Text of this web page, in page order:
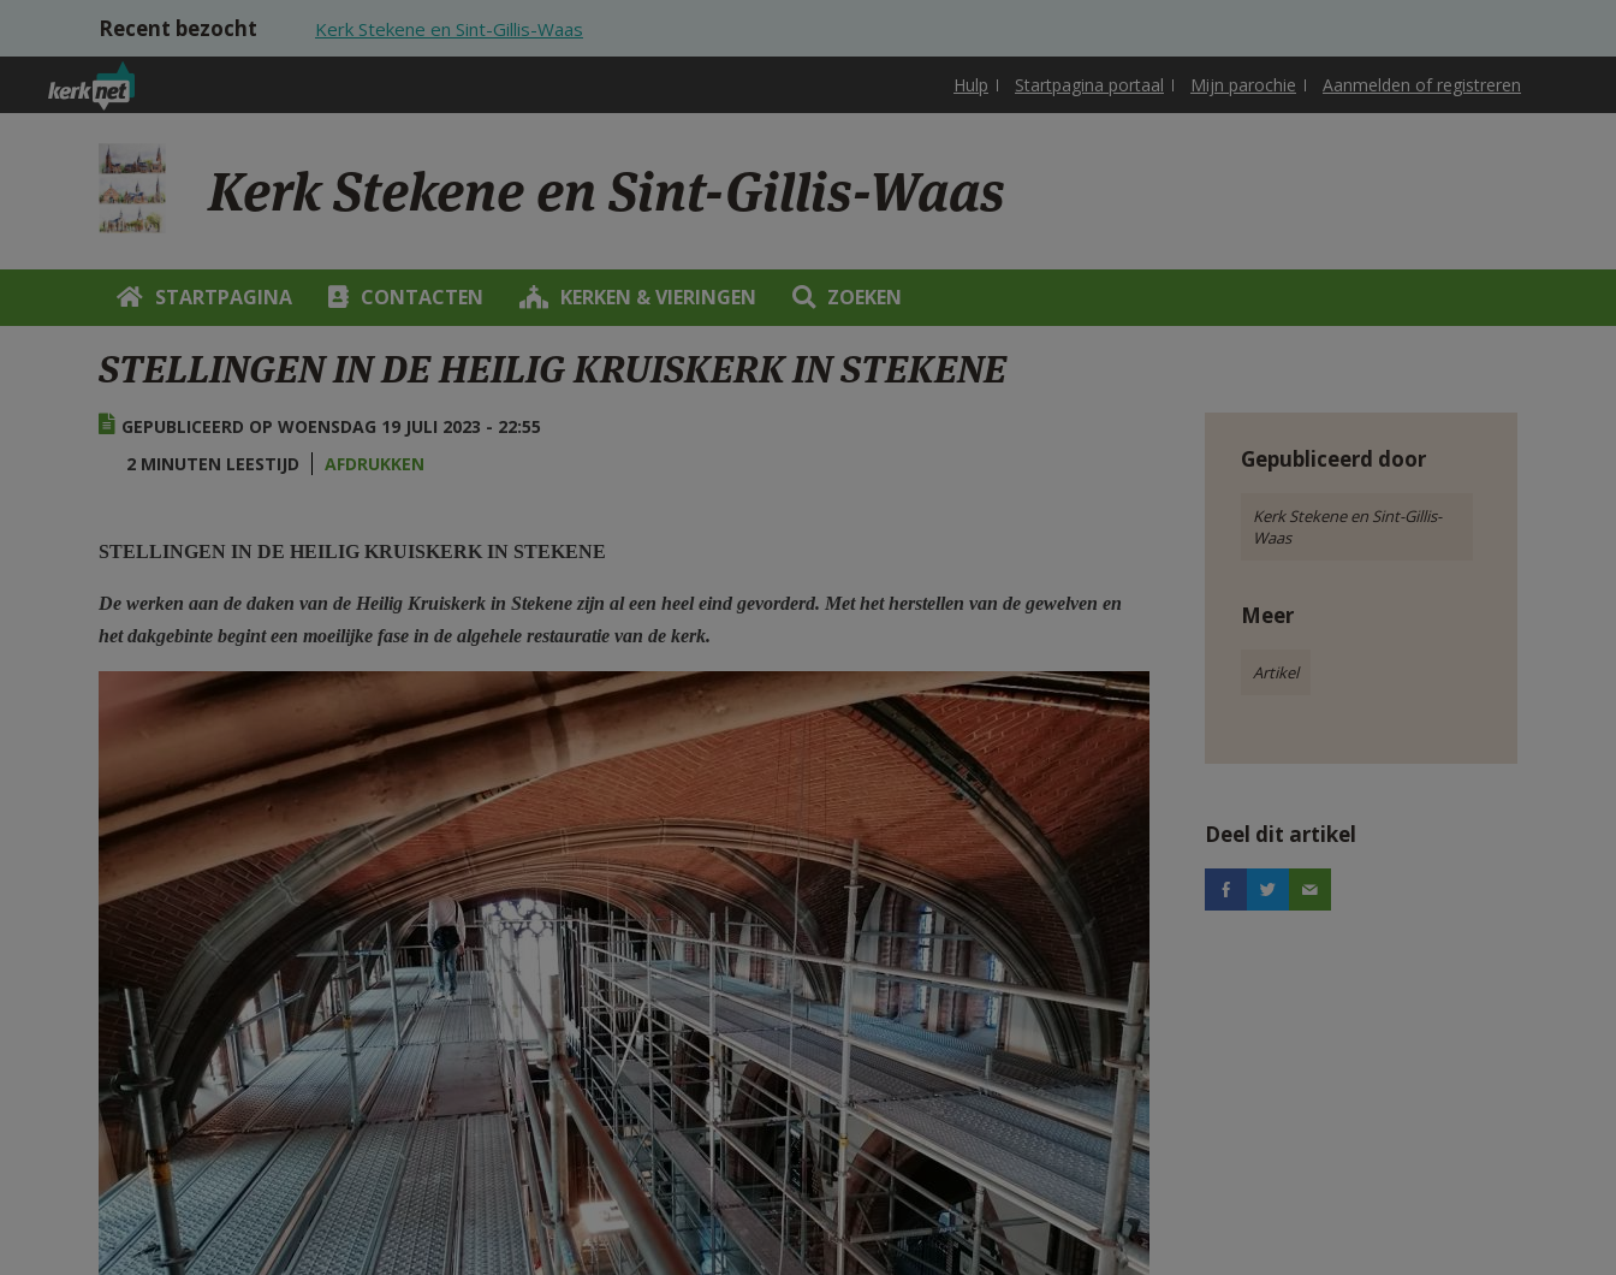
Overslaan en naar de inhoud gaan
Recent bezocht Kerk Stekene en Sint-Gillis-Waas
Hulp Startpagina portaal Mijn parochie Aanmelden of registreren
Kerk Stekene en Sint-Gillis-Waas
STARTPAGINA CONTACTEN KERKEN & VIERINGEN ZOEKEN
STELLINGEN IN DE HEILIG KRUISKERK IN STEKENE
GEPUBLICEERD OP WOENSDAG 19 JULI 2023 - 22:55
2 MINUTEN LEESTIJD
AFDRUKKEN
STELLINGEN IN DE HEILIG KRUISKERK IN STEKENE
De werken aan de daken van de Heilig Kruiskerk in Stekene zijn al een heel eind gevorderd. Met het herstellen van de gewelven en
het dakgebinte begint een moeilijke fase in de algehele restauratie van de kerk.
Gepubliceerd door
Kerk Stekene en Sint-Gillis-
Waas
Meer
Artikel
Deel dit artikel